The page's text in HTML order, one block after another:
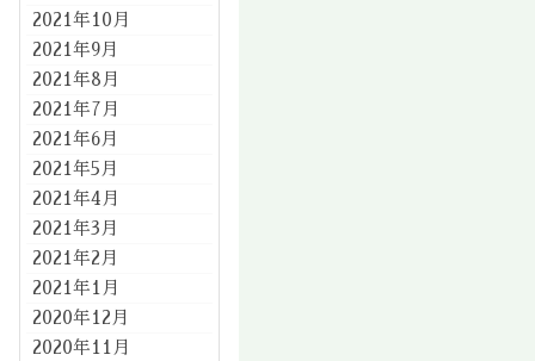
2021年10月
2021年9月
2021年8月
2021年7月
2021年6月
2021年5月
2021年4月
2021年3月
2021年2月
2021年1月
2020年12月
2020年11月